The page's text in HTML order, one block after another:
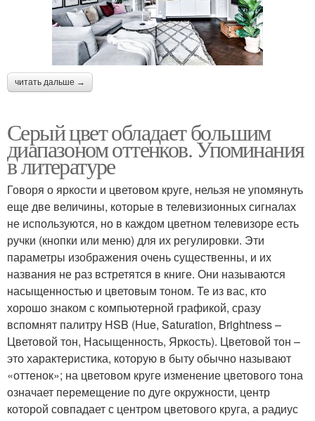
читать дальше →
Серый цвет обладает большим
диапазоном оттенков. Упоминания
в литературе
Говоря о яркости и цветовом круге, нельзя не упомянуть
еще две величины, которые в телевизионных сигналах
не используются, но в каждом цветном телевизоре есть
ручки (кнопки или меню) для их регулировки. Эти
параметры изображения очень существенны, и их
названия не раз встретятся в книге. Они называются
насыщенностью и цветовым тоном. Те из вас, кто
хорошо знаком с компьютерной графикой, сразу
вспомнят палитру HSB (Hue, Saturation, Brightness –
Цветовой тон, Насыщенность, Яркость). Цветовой тон –
это характеристика, которую в быту обычно называют
«оттенок»; на цветовом круге изменение цветового тона
означает перемещение по дуге окружности, центр
которой совпадает с центром цветового круга, а радиус